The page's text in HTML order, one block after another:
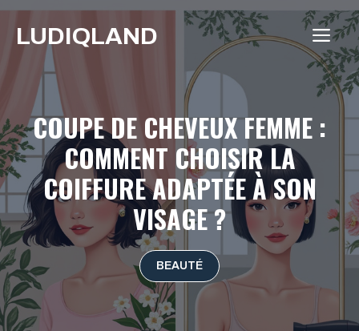
Aller
contenu
LUDIQLAND
COUPE DE CHEVEUX FEMME :
COMMENT CHOISIR LA
COIFFURE ADAPTÉE À SON
VISAGE ?
BEAUTÉ